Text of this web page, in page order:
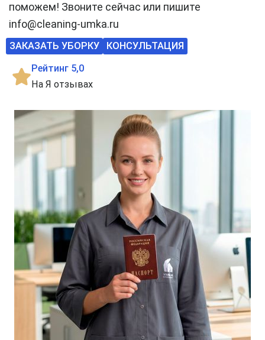
поможем! Звоните сейчас или пишите
info@cleaning-umka.ru
ЗАКАЗАТЬ УБОРКУ
КОНСУЛЬТАЦИЯ
Рейтинг 5,0
На Я отзывах